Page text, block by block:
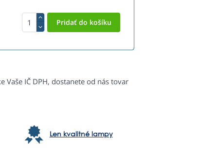
Vaše IČ DPH, dostanete od nás tovar
Len kvalitné lampy